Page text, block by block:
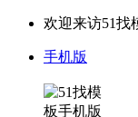
欢迎来访51找
手机版